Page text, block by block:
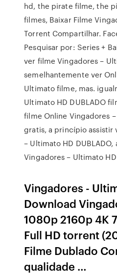
hd, the pirate filme, the
filmes, Baixar Filme
Torrent Compartilhar.
Pesquisar por: Series +
ver filme Vingadores –
semelhantemente ver
Ultimato filme, mas.
Ultimato HD DUBLADO
filme Online Vingadores
gratis, a princípio assistir
– Ultimato HD
Vingadores – Ultimato HD
Vingadores -
Download
1080p 2160p 4K
Full HD torrent
Filme Dublado
qualidade …